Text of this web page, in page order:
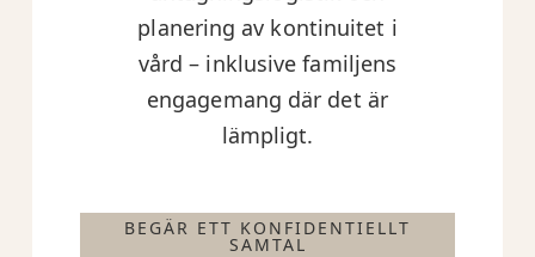
planering av kontinuitet i
vård – inklusive familjens
engagemang där det är
lämpligt.
BEGÄR ETT KONFIDENTIELLT
SAMTAL